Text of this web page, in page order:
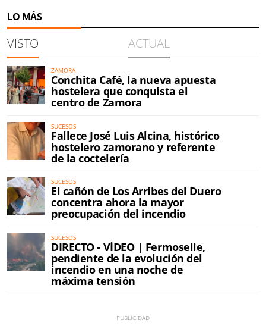
LO MÁS
VISTO ACTUAL
ZAMORA
Conchita Café, la nueva apuesta
hostelera que conquista el
centro de Zamora
SUCESOS
Fallece José Luis Alcina, histórico
hostelero zamorano y referente
de la coctelería
SUCESOS
El cañón de Los Arribes del Duero
concentra ahora la mayor
preocupación del incendio
SUCESOS
DIRECTO - VÍDEO | Fermoselle,
pendiente de la evolución del
incendio en una noche de
máxima tensión